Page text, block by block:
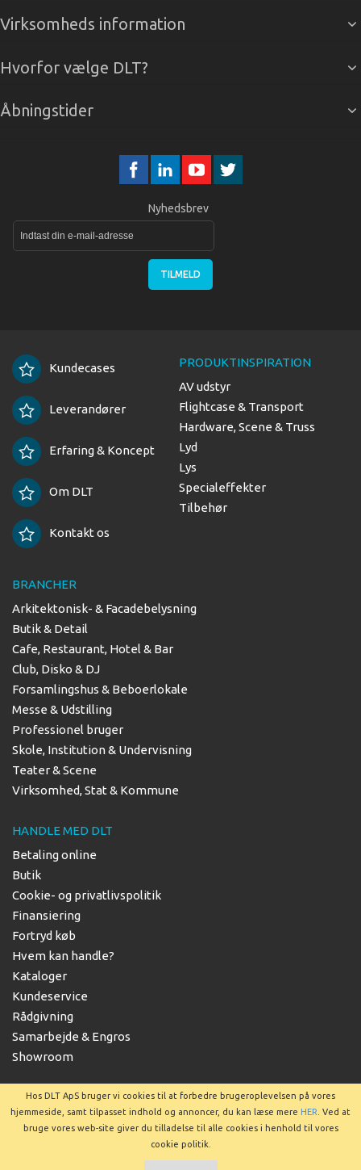
Virksomheds information
Hvorfor vælge DLT?
Åbningstider
Nyhedsbrev
TILMELD
Kundecases
Leverandører
Erfaring & Koncept
Om DLT
Kontakt os
PRODUKTINSPIRATION
AV udstyr
Flightcase & Transport
Hardware, Scene & Truss
Lyd
Lys
Specialeffekter
Tilbehør
BRANCHER
Arkitektonisk- & Facadebelysning
Butik & Detail
Cafe, Restaurant, Hotel & Bar
Club, Disko & DJ
Forsamlingshus & Beboerlokale
Messe & Udstilling
Professionel bruger
Skole, Institution & Undervisning
Teater & Scene
Virksomhed, Stat & Kommune
HANDLE MED DLT
Betaling online
Butik
Cookie- og privatlivspolitik
Finansiering
Fortryd køb
Hvem kan handle?
Kataloger
Kundeservice
Rådgivning
Samarbejde & Engros
Showroom
Copyright © 2025 DLT ApS
Hos DLT ApS bruger vi cookies til at forbedre brugeroplevelsen på vores
hjemmeside, samt tilpasset indhold og annoncer, du kan læse mere HER . Ved at
bruge vores web-site giver du tilladelse til alle cookies i henhold til vores
cookie politik.